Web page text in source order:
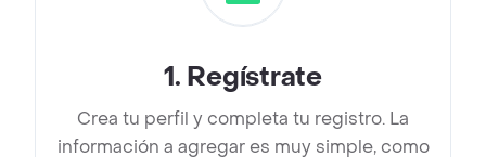
1. Regístrate
Crea tu perfil y completa tu registro. La
información a agregar es muy simple, como